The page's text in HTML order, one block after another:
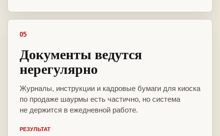
05
Документы ведутся
нерегулярно
Журналы, инструкции и кадровые бумаги для киоска
по продаже шаурмы есть частично, но система
не держится в ежедневной работе.
РЕЗУЛЬТАТ